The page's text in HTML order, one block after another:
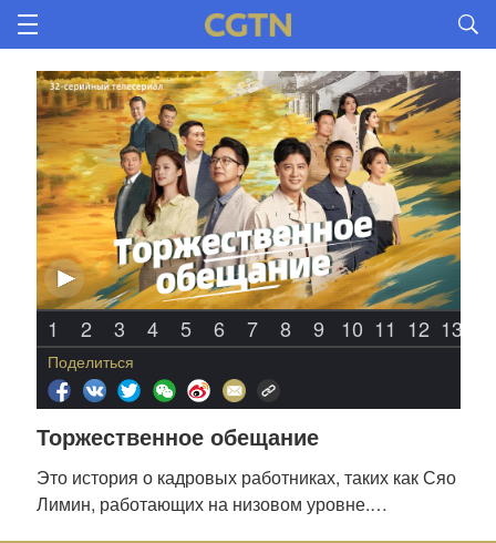
1 2 3 4 5 6 7 8 9 10 11 12 13
Поделиться
Торжественное обещание
Это история о кадровых работниках, таких как Сяо
Лимин, работающих на низовом уровне.